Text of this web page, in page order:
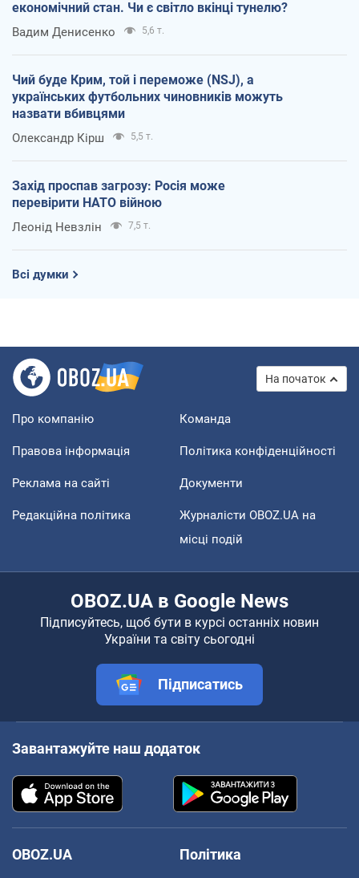
економічний стан. Чи є світло вкінці тунелю?
Вадим Денисенко 5,6 т.
Чий буде Крим, той і переможе (NSJ), а
українських футбольних чиновників можуть
назвати вбивцями
Олександр Кірш 5,5 т.
Захід проспав загрозу: Росія може
перевірити НАТО війною
Леонід Невзлін 7,5 т.
Всі думки
На початок
Про компанію Команда
Правова інформація Політика конфіденційності
Реклама на сайті Документи
Редакційна політика
Журналісти OBOZ.UA на
місці подій
OBOZ.UA в Google News
Підписуйтесь, щоб бути в курсі останніх новин
України та світу сьогодні
Підписатись
Завантажуйте наш додаток
OBOZ.UA
Політика